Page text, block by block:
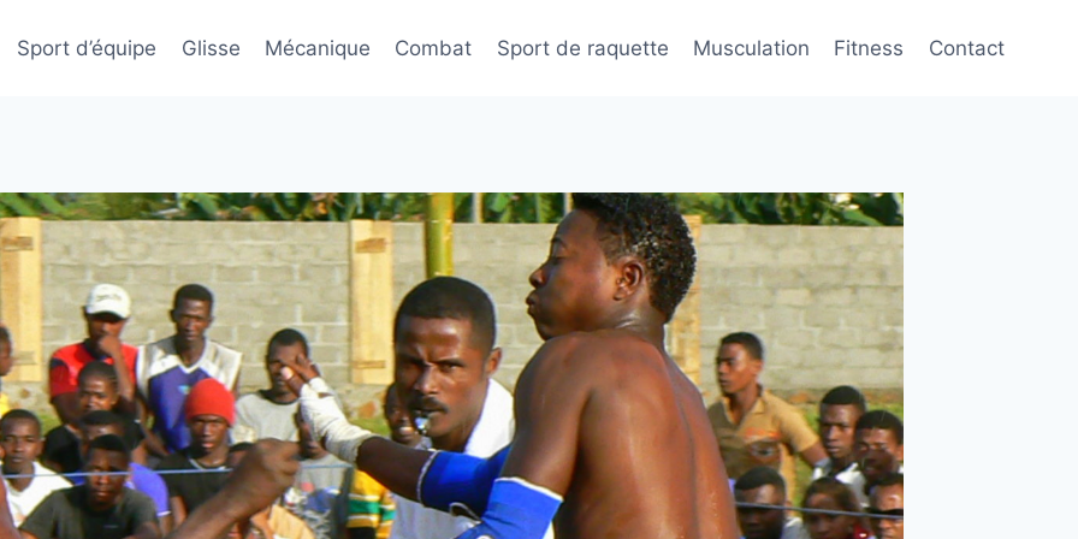
Sport d’équipe Glisse Mécanique Combat Sport de raquette Musculation Fitness Contact